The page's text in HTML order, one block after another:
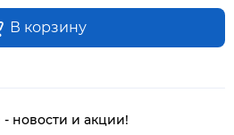
В корзину
- новости и акции!